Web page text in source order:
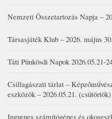
Nemzeti Összetartozás Napja –
Társasjáték Klub – 2026. május
Táti Pünkösdi Napok 2026.05.21-
Csillagászati tárlat –
eszközök – 2026.05.21.
Ingyenes számítógépes és